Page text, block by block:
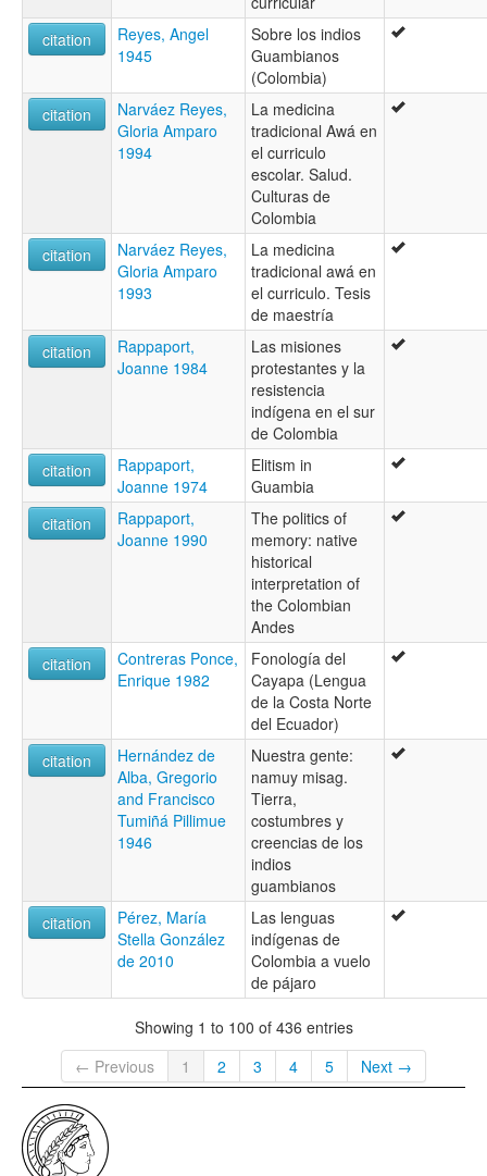
citation
Reyes, Angel
1945
Sobre los indios
Guambianos
(Colombia)
citation
Narváez Reyes,
Gloria Amparo
1994
La medicina
tradicional Awá en
el curriculo
escolar. Salud.
Culturas de
Colombia
citation
Narváez Reyes,
Gloria Amparo
1993
La medicina
tradicional awá en
el curriculo. Tesis
de maestría
citation
Rappaport,
Joanne 1984
Las misiones
protestantes y la
resistencia
indígena en el sur
de Colombia
citation
Rappaport,
Joanne 1974
Elitism in
Guambia
citation
Rappaport,
Joanne 1990
The politics of
memory: native
historical
interpretation of
the Colombian
Andes
citation
Contreras Ponce,
Enrique 1982
Fonología del
Cayapa (Lengua
de la Costa Norte
del Ecuador)
citation
Hernández de
Alba, Gregorio
and Francisco
Tumiñá Pillimue
1946
Nuestra gente:
namuy misag.
Tierra,
costumbres y
creencias de los
indios
guambianos
citation
Pérez, María
Stella González
de 2010
Las lenguas
indígenas de
Colombia a vuelo
de pájaro
Showing 1 to 100 of 436 entries
← Previous
1 2 3 4 5 Next →